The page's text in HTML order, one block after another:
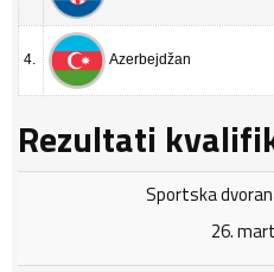
4. Azerbejdžan
Rezultati
Sportska
26.